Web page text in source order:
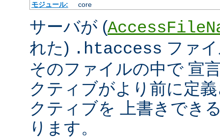
モジュール:
core
サーバが (
れた) .htaccess ファ
そのファイルの中で 宣
クティブがより前に定
クティブを 上書きでき
ります。